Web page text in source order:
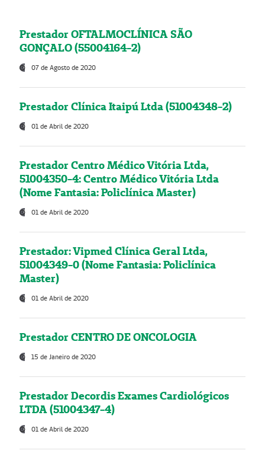
Prestador OFTALMOCLÍNICA SÃO
GONÇALO (55004164-2)
07 de Agosto de 2020
Prestador Clínica Itaipú Ltda (51004348-2)
01 de Abril de 2020
Prestador Centro Médico Vitória Ltda,
51004350-4: Centro Médico Vitória Ltda
(Nome Fantasia: Policlínica Master)
01 de Abril de 2020
Prestador: Vipmed Clínica Geral Ltda,
51004349-0 (Nome Fantasia: Policlínica
Master)
01 de Abril de 2020
Prestador CENTRO DE ONCOLOGIA
15 de Janeiro de 2020
Prestador Decordis Exames Cardiológicos
LTDA (51004347-4)
01 de Abril de 2020